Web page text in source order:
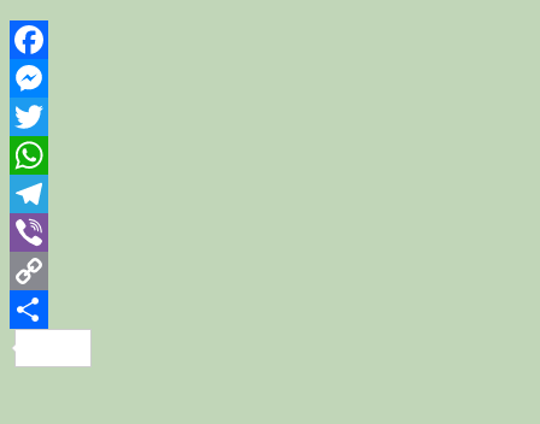
Facebook
Messenger
Twitter
WhatsApp
Telegram
Viber
Copy
Link